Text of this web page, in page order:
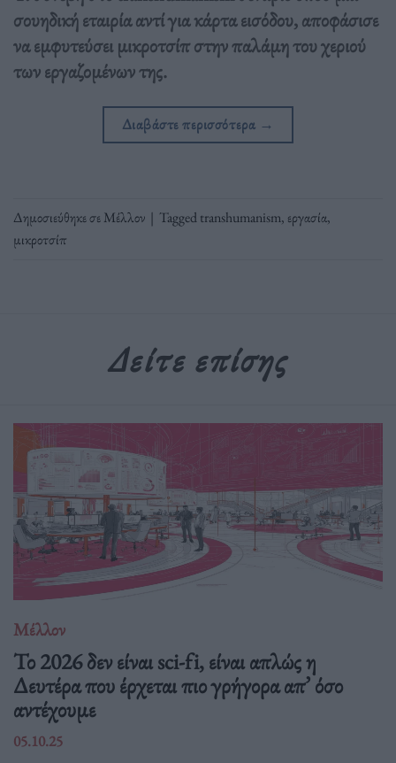
σουηδική εταιρία αντί για κάρτα εισόδου, αποφάσισε
να εμφυτεύσει μικροτσίπ στην παλάμη του χεριού
των εργαζομένων της.
Διαβάστε περισσότερα →
Δημοσιεύθηκε σεΜέλλον | Taggedtranshumanism, εργασία,
μικροτσίπ
Δείτε επίσης
Μέλλον
Το 2026 δεν είναι sci-fi, είναι απλώς η
Δευτέρα που έρχεται πιο γρήγορα απ’ όσο
αντέχουμε
05.10.25